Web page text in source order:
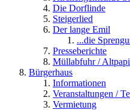
Die Dorflinde
Steigerlied
Der lange Emil
...die
Presseberichte
Müllabfuhr /
Bürgerhaus
Informationen
Veranstaltungen /
Vermietung